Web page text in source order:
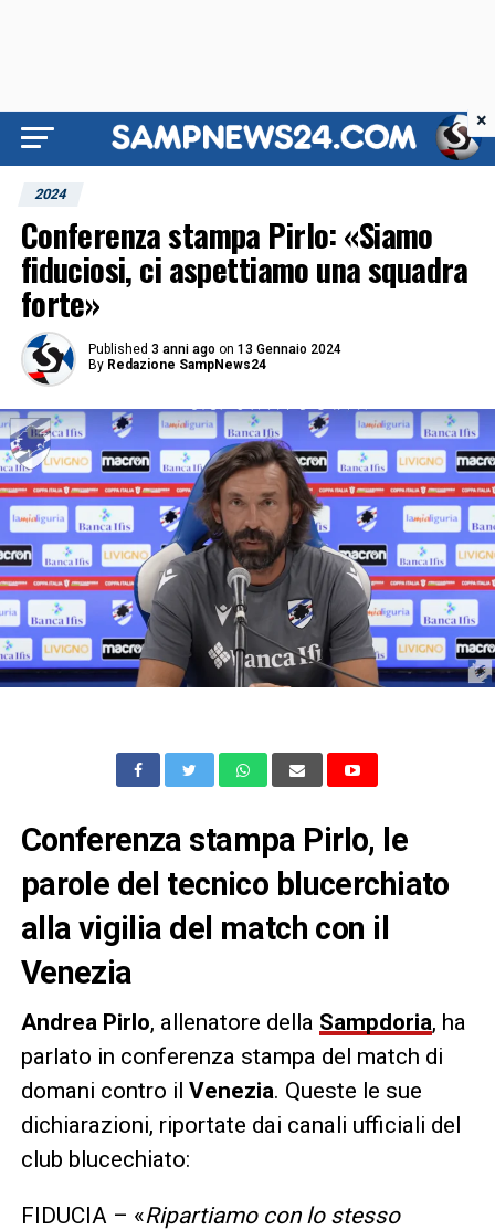
2024
Conferenza stampa Pirlo: «Siamo
fiduciosi, ci aspettiamo una squadra
forte»
Published 3 anni ago on 13 Gennaio 2024
By Redazione SampNews24
Conferenza stampa Pirlo, le
parole del tecnico blucerchiato
alla vigilia del match con il
Venezia
Andrea Pirlo, allenatore della Sampdoria, ha
parlato in conferenza stampa del match di
domani contro il Venezia. Queste le sue
dichiarazioni, riportate dai canali ufficiali del
club blucechiato:
FIDUCIA – «Ripartiamo con lo stesso
×